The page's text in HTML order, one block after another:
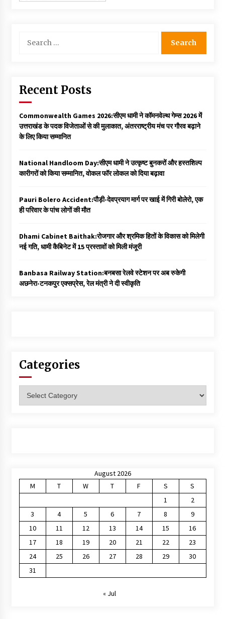
for:
Recent Posts
Commonwealth Games 2026:सीएम धामी ने कॉमनवेल्थ गेम्स 2026 में
उत्तराखंड के पदक विजेताओं से की मुलाकात, अंतरराष्ट्रीय मंच पर गौरव बढ़ाने
के लिए किया सम्मानित
National Handloom Day:सीएम धामी ने उत्कृष्ट बुनकरों और हस्तशिल्प
कारीगरों को किया सम्मानित, वोकल फॉर लोकल को दिया बढ़ावा
Pauri Bolero Accident:पौड़ी-देवप्रयाग मार्ग पर खाई में गिरी बोलेरो, एक
ही परिवार के पांच लोगों की मौत
Dhami Cabinet Baithak:रोजगार और श्रमिक हितों के विकास को मिलेगी
नई गति, धामी कैबिनेट में 15 प्रस्तावों को मिली मंजूरी
Banbasa Railway Station:बनबसा रेलवे स्टेशन पर अब रुकेगी
अछनेरा-टनकपुर एक्सप्रेस, रेल मंत्री ने दी स्वीकृति
Categories
August 2026
M
T W T F S
S
1
2
3
4 5 6 7 8
9
10
11 12 13 14 15
16
17
18 19 20 21 22
23
24
25 26 27 28 29
30
31
« Jul